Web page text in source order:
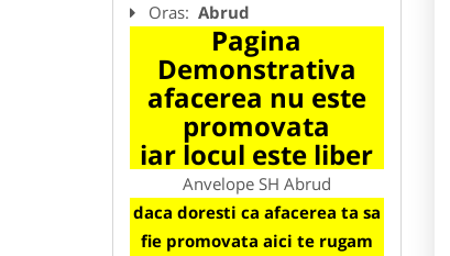
Oras: Abrud
Pagina
Demonstrativa
afacerea nu este
promovata
iar locul este liber
Anvelope SH Abrud
daca doresti ca afacerea ta sa
fie promovata aici te rugam